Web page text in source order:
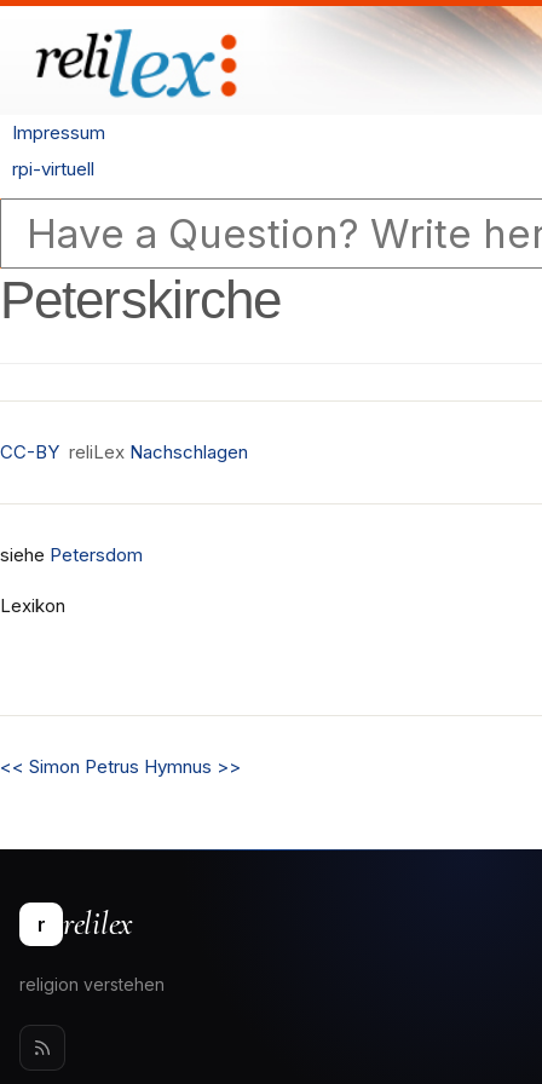
Impressum
rpi-virtuell
Peterskirche
CC-BY reliLex Nachschlagen
siehe Petersdom
Lexikon
<< Simon Petrus Hymnus >>
r relilex
religion verstehen